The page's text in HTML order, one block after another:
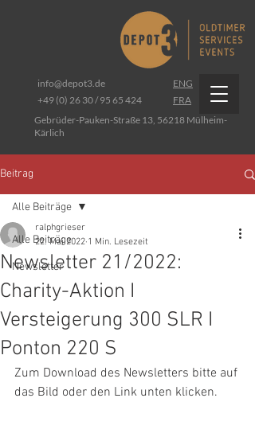
+49 (0) 26 30 / 95 65 424
info@depot3.de
ENG
FRA
Gebrüder-Pauken-Straße 13, 56218 Mülheim-
Kärlich
Beitrag
Alle Beiträge
Newsletter
Alle Beiträge
Newsletter 21/2022:
Charity-Aktion I
Versteigerung 300 SLR I
Ponton 220 S
ralphgrieser
22. Mai 2022 1 Min. Lesezeit
Zum Download des Newsletters bitte auf
das Bild oder den Link unten klicken.